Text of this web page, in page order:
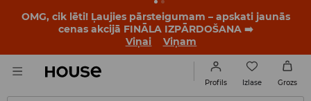
OMG, cik lēti! Ļaujies pārsteigumam – apskati jaunās
cenas akcijā FINĀLA IZPĀRDOŠANA ➡️
Viņai
Viņam
Profils Izlase Grozs